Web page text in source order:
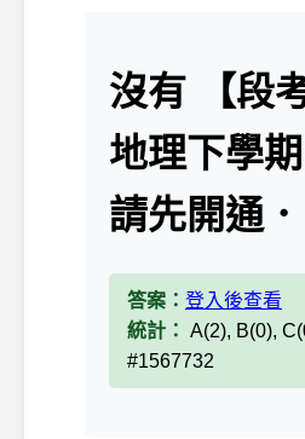
沒有 【段
地理下學
請先開通．
答案： 登入後查看
統計： A(2), B(0),
#1567732